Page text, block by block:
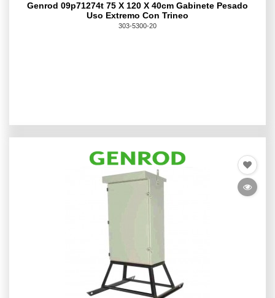
Genrod 09p71274t 75 X 120 X 40cm Gabinete Pesado
Uso Extremo Con Trineo
303-5300-20